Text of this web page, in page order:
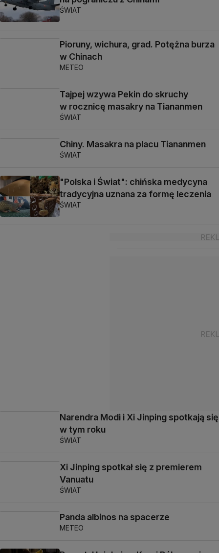
ŚWIAT
Pioruny, wichura, grad. Potężna burza
w Chinach
METEO
Tajpej wzywa Pekin do skruchy
w rocznicę masakry na Tiananmen
ŚWIAT
Chiny. Masakra na placu Tiananmen
ŚWIAT
"Polska i Świat": chińska medycyna
tradycyjna uznana za formę leczenia
ŚWIAT
Narendra Modi i Xi Jinping spotkają się
w tym roku
ŚWIAT
Xi Jinping spotkał się z premierem
Vanuatu
ŚWIAT
Panda albinos na spacerze
METEO